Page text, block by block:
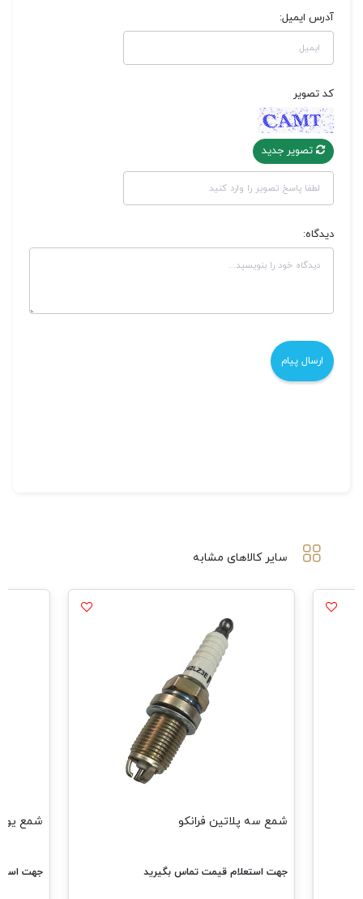
آدرس ایمیل:
کد تصویر
تصویر جدید
دیدگاه:
سایر کالاهای مشابه
شمع سه پلاتین فرانکو
جهت استعلام قیمت تماس بگیرید
شمع یورو4
جهت